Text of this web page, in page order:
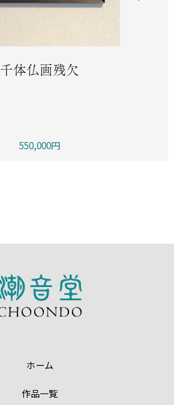
千体仏画残欠
550,000円
ホーム
作品一覧